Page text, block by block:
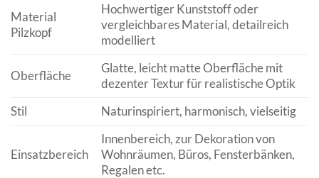
Material
Pilzkopf
Hochwertiger Kunststoff oder
vergleichbares Material, detailreich
modelliert
Oberfläche
Glatte, leicht matte Oberfläche mit
dezenter Textur für realistische Optik
Stil
Naturinspiriert, harmonisch, vielseitig
Einsatzbereich
Innenbereich, zur Dekoration von
Wohnräumen, Büros, Fensterbänken,
Regalen etc.